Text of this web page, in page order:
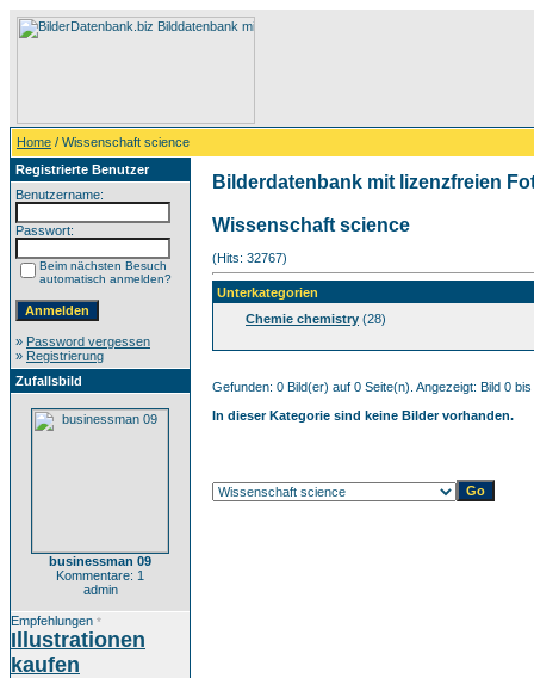
Home / Wissenschaft science
Registrierte Benutzer
Benutzername:
Passwort:
Beim nächsten Besuch
automatisch anmelden?
» Password vergessen
» Registrierung
Zufallsbild
businessman 09
Kommentare: 1
admin
Empfehlungen *
Illustrationen
kaufen
Bilderdatenbank mit lizenzfreien
Wissenschaft science
(Hits: 32767)
Unterkategorien
Chemie chemistry (28)
Gefunden: 0 Bild(er) auf 0 Seite(n). Angezeigt: Bild 0 bis
In dieser Kategorie sind keine Bilder vorhanden.